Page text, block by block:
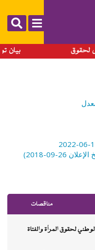
بيان
ﻣﻨﺎﻗﺼﺎت
لحقوق المرأة والفتاة
09-2018)